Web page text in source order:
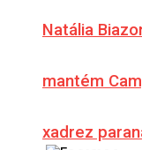
Natália
mantém
xadrez